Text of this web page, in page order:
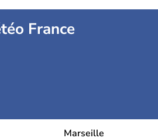
France
Marseille